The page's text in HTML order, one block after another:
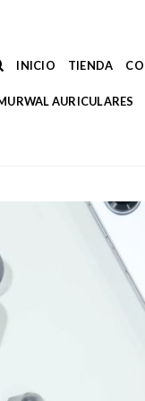
INICIO TIENDA
AURICULARES